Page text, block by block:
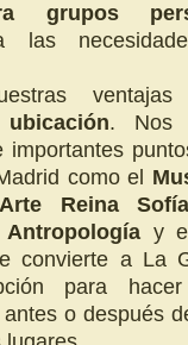
grupos
las
. Nos
importantes
como el
Reina Sofía
y
convierte a La
para
o después